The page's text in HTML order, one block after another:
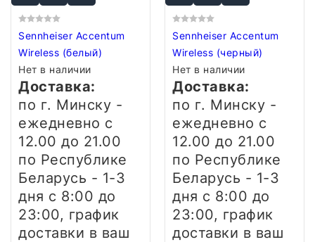
Sennheiser Accentum
Wireless (белый)
Нет в наличии
Доставка:
по г. Минску -
ежедневно с
12.00 до 21.00
по Республике
Беларусь - 1-3
дня с 8:00 до
23:00, график
доставки в ваш
Sennheiser Accentum
Wireless (черный)
Нет в наличии
Доставка:
по г. Минску -
ежедневно с
12.00 до 21.00
по Республике
Беларусь - 1-3
дня с 8:00 до
23:00, график
доставки в ваш